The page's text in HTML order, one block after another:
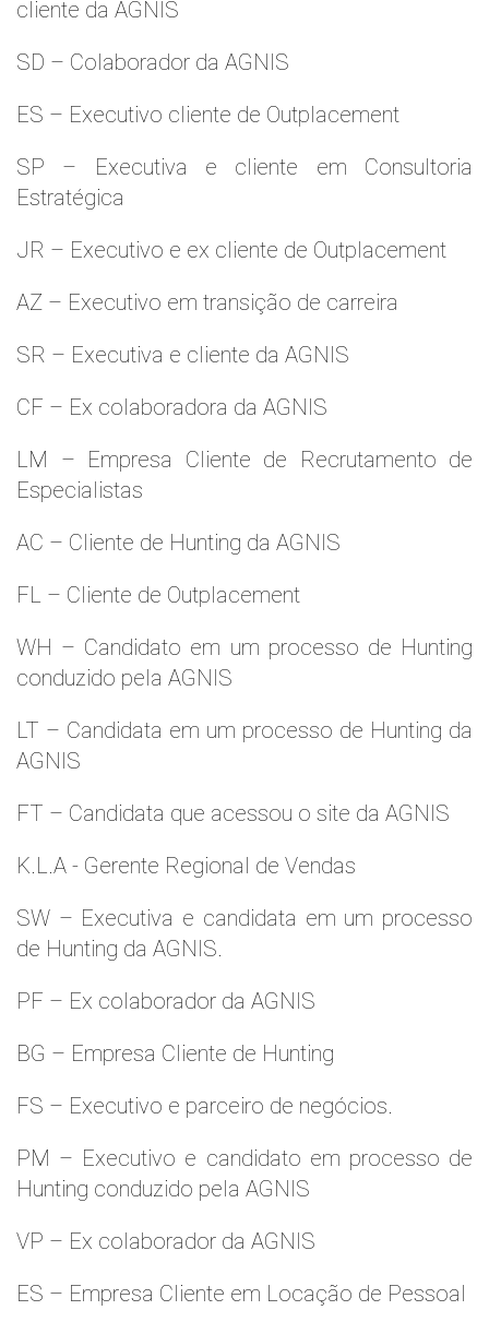
cliente da AGNIS
SD – Colaborador da AGNIS
ES – Executivo cliente de Outplacement
SP – Executiva e cliente em Consultoria
Estratégica
JR – Executivo e ex cliente de Outplacement
AZ – Executivo em transição de carreira
SR – Executiva e cliente da AGNIS
CF – Ex colaboradora da AGNIS
LM – Empresa Cliente de Recrutamento de
Especialistas
AC – Cliente de Hunting da AGNIS
FL – Cliente de Outplacement
WH – Candidato em um processo de Hunting
conduzido pela AGNIS
LT – Candidata em um processo de Hunting da
AGNIS
FT – Candidata que acessou o site da AGNIS
K.L.A - Gerente Regional de Vendas
SW – Executiva e candidata em um processo
de Hunting da AGNIS.
PF – Ex colaborador da AGNIS
BG – Empresa Cliente de Hunting
FS – Executivo e parceiro de negócios.
PM – Executivo e candidato em processo de
Hunting conduzido pela AGNIS
VP – Ex colaborador da AGNIS
ES – Empresa Cliente em Locação de Pessoal